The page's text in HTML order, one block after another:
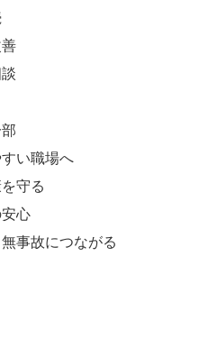
い職場へ
守る
心
事故につながる